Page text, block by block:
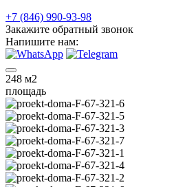
+7 (846) 990-93-98
Закажите обратный звонок
Напишите нам:
248 м2
площадь